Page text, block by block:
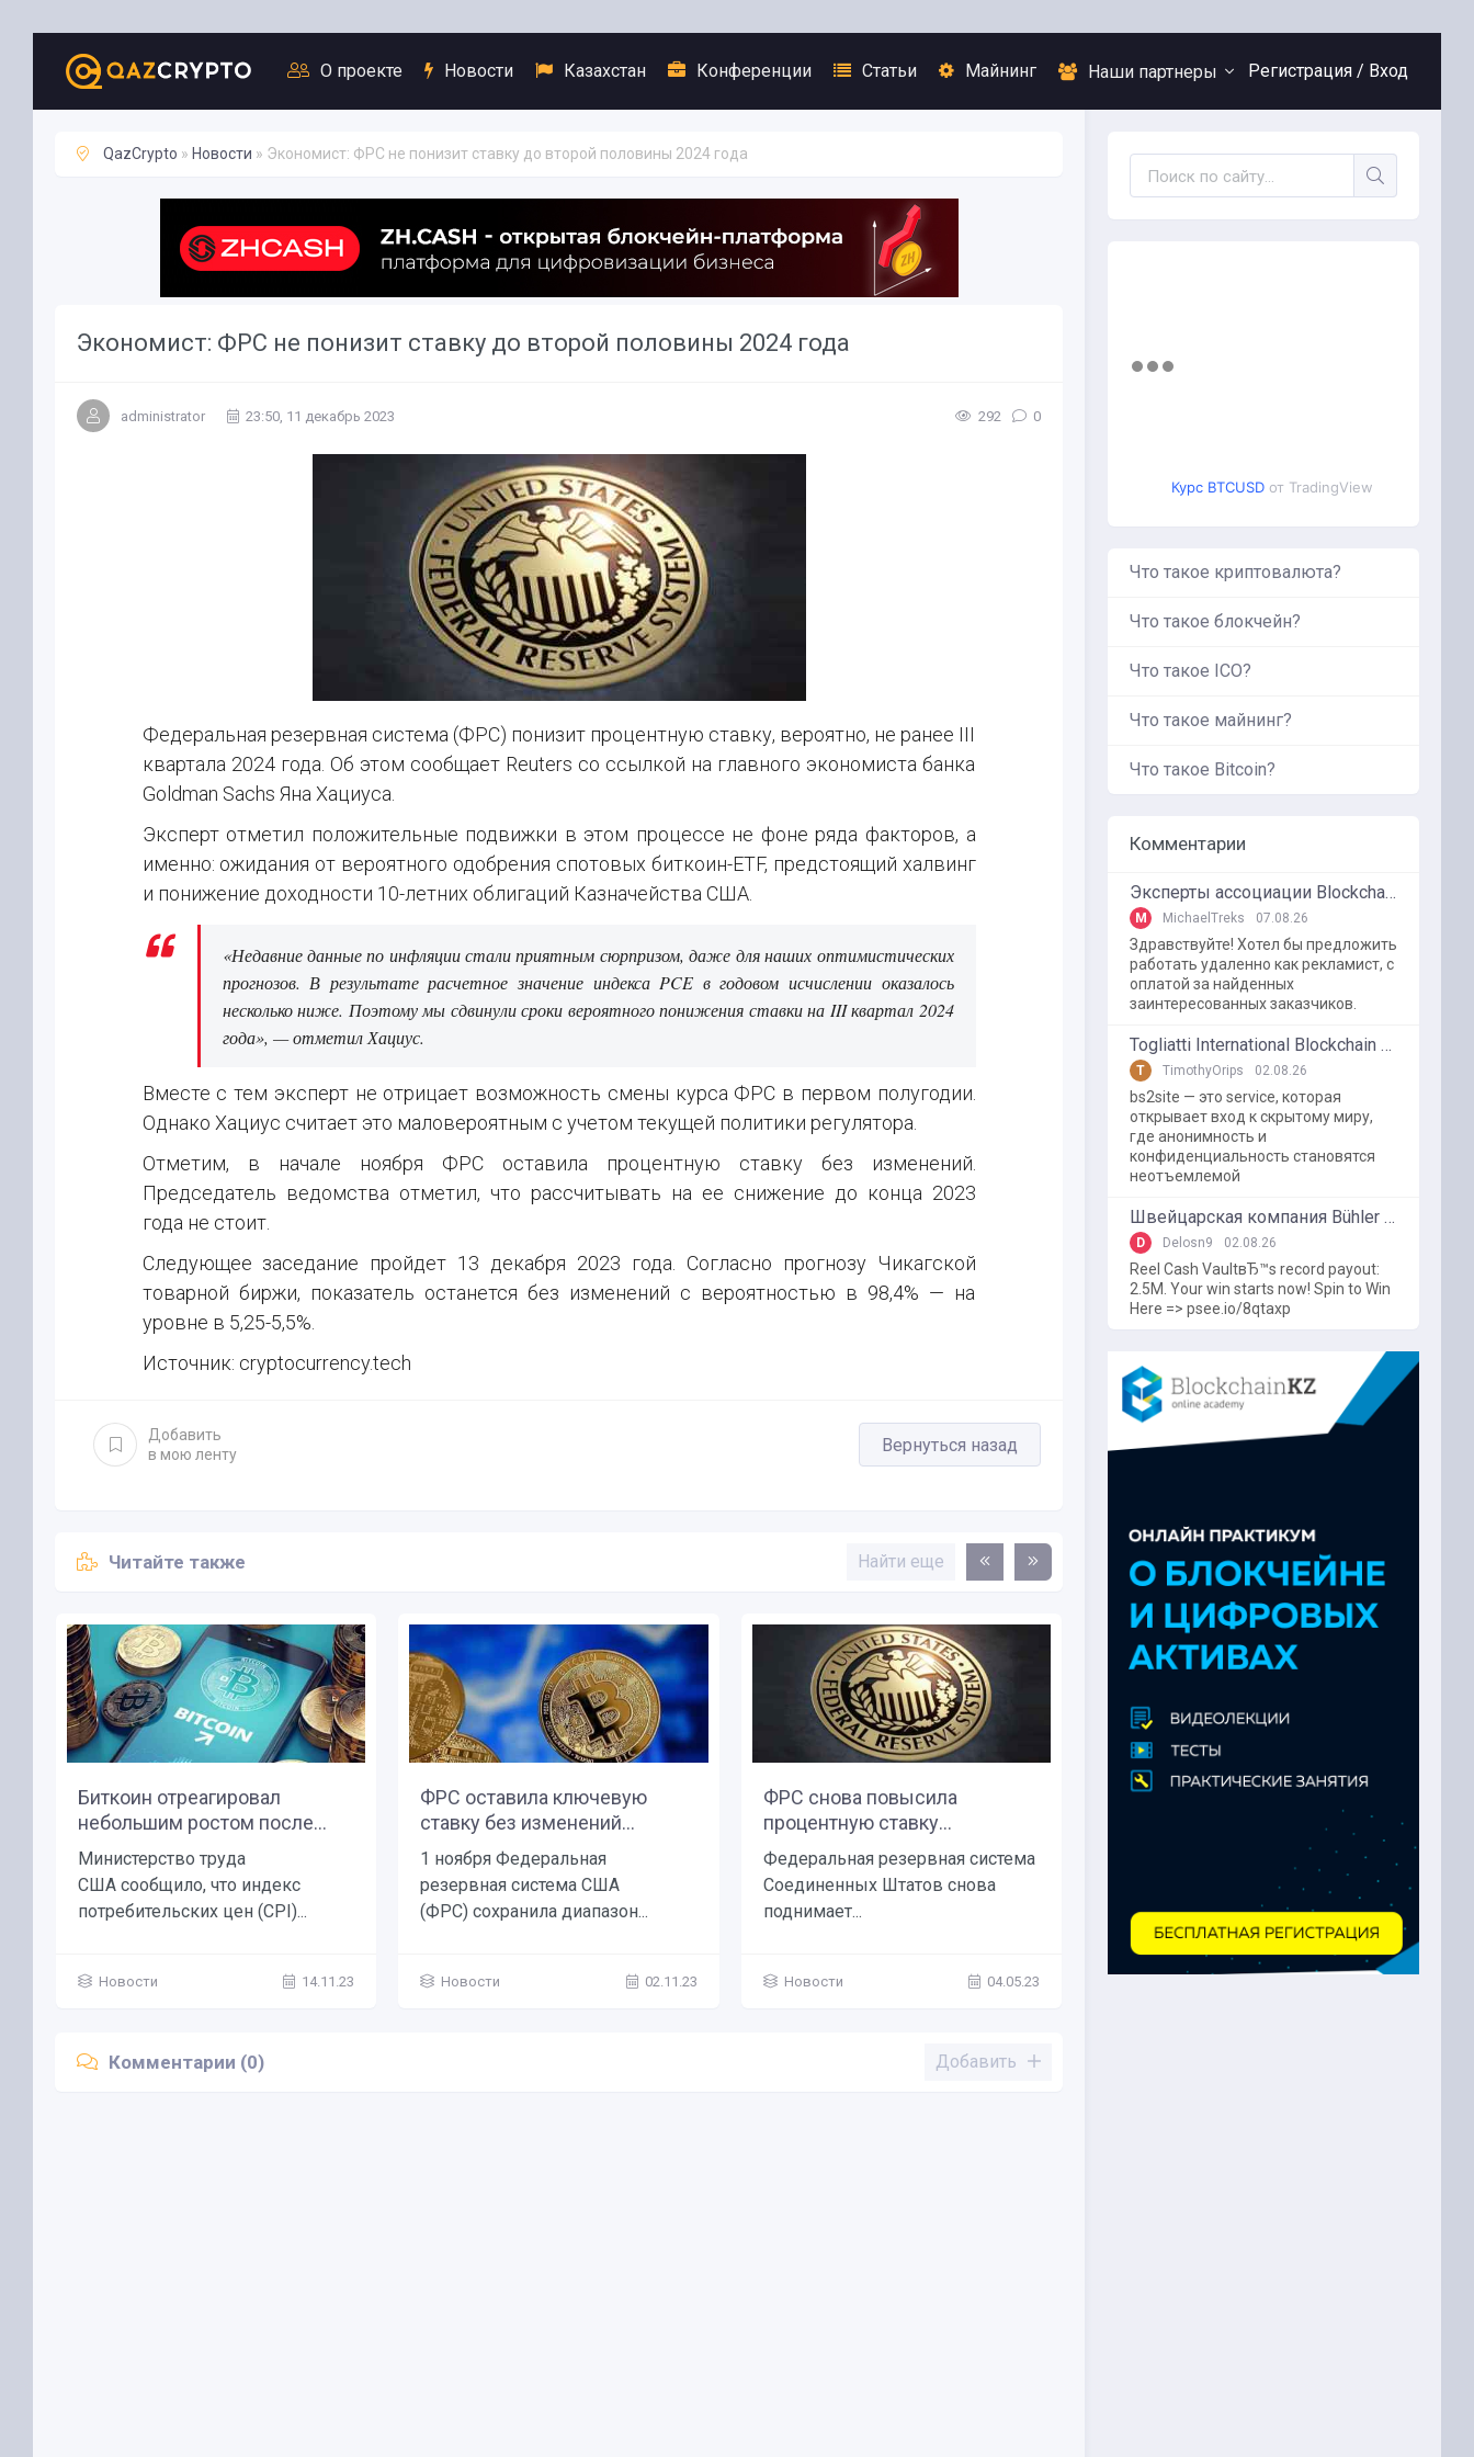
О проекте Новости Казахстан Конференции Статьи Майнинг Наши партнеры Регистрация / Вход
QazCrypto » Новости » Экономист: ФРС не понизит ставку до второй половины 2024 года
Экономист: ФРС не понизит ставку до второй половины 2024 года
Новости
administrator 23:50, 11 декабрь 2023 292 0
Федеральная резервная система (ФРС) понизит процентную ставку, вероятно, не ранее III
квартала 2024 года. Об этом сообщает Reuters со ссылкой на главного экономиста банка
Goldman Sachs Яна Хациуса.
Эксперт отметил положительные подвижки в этом процессе не фоне ряда факторов, а
именно: ожидания от вероятного одобрения спотовых биткоин-ETF, предстоящий халвинг
и понижение доходности 10-летних облигаций Казначейства США.
«Недавние данные по инфляции стали приятным сюрпризом, даже для наших оптимистических
прогнозов. В результате расчетное значение индекса PCE в годовом исчислении оказалось
несколько ниже. Поэтому мы сдвинули сроки вероятного понижения ставки на III квартал 2024
года», — отметил Хациус.
Вместе с тем эксперт не отрицает возможность смены курса ФРС в первом полугодии.
Однако Хациус считает это маловероятным с учетом текущей политики регулятора.
Отметим, в начале ноября ФРС оставила процентную ставку без изменений.
Председатель ведомства отметил, что рассчитывать на ее снижение до конца 2023
года не стоит.
Следующее заседание пройдет 13 декабря 2023 года. Согласно прогнозу Чикагской
товарной биржи, показатель останется без изменений с вероятностью в 98,4% — на
уровне в 5,25-5,5%.
Источник: cryptocurrency.tech
Добавить
в мою ленту
Вернуться назад
Читайте также Найти еще
Биткоин отреагировал
небольшим ростом после...
Министерство труда
США сообщило, что индекс
потребительских цен (CPI)...
Новости 14.11.23
ФРС оставила ключевую
ставку без изменений...
1 ноября Федеральная
резервная система США
(ФРС) сохранила диапазон...
Новости 02.11.23
ФРС снова повысила
процентную ставку...
Федеральная резервная система
Соединенных Штатов снова
поднимает...
Новости 04.05.23
Крипторынок теряет
крипторынка на фоне роста
инфляции в США и...
Комментарии (0) Добавить
Курс BTCUSD от TradingView
Что такое криптовалюта?
Что такое блокчейн?
Что такое ICO?
Что такое майнинг?
Что такое Bitcoin?
Комментарии
Эксперты ассоциации BlockchainKZ были приглашенный в г. Туркестан на межрегиональный форум "Финансовая безопастность в эпоху цифровизации и ИИ"
M MichaelTreks 07.08.26
Здравствуйте! Хотел бы предложить
работать удаленно как рекламист, с
оплатой за найденных
заинтересованных заказчиков.
Togliatti International Blockchain Forum
T TimothyOrips 02.08.26
bs2site — это service, которая
открывает вход к скрытому миру,
где анонимность и
конфиденциальность становятся
неотъемлемой
Швейцарская компания Bühler использует блокчейн в пищевой промышленности
D Delosn9 02.08.26
Reel Cash VaultвЂ™s record payout:
2.5M. Your win starts now! Spin to Win
Here => psee.io/8qtaxp